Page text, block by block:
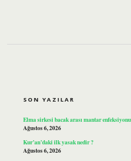
SON YAZILAR
Elma sirkesi bacak arası mantar
Ağustos 6, 2026
Kur’an’daki ilk yasak nedir ?
Ağustos 6, 2026